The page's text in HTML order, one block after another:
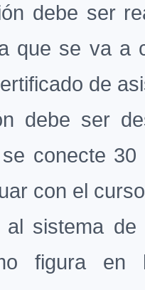
debe ser
que se va a
de
debe ser
conecte
con el
sistema de
figura en